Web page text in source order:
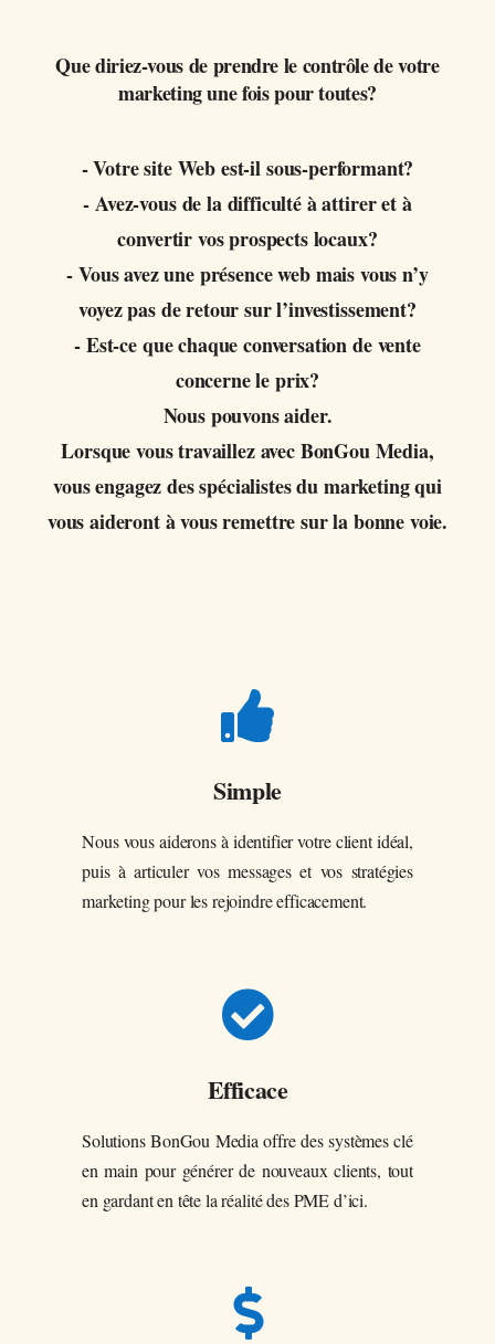
Que diriez-vous de prendre le contrôle de votre
marketing une fois pour toutes?
- Votre site Web est-il sous-performant?
- Avez-vous de la difficulté à attirer et à
convertir vos prospects locaux?
- Vous avez une présence web mais vous n’y
voyez pas de retour sur l’investissement?
- Est-ce que chaque conversation de vente
concerne le prix?
Nous pouvons aider.
Lorsque vous travaillez avec BonGou Media,
vous engagez des spécialistes du marketing qui
vous aideront à vous remettre sur la bonne voie.

Simple
Nous vous aiderons à identifier votre client idéal,
puis à articuler vos messages et vos stratégies
marketing pour les rejoindre efficacement.

Efficace
Solutions BonGou Media offre des systèmes clé
en main pour générer de nouveaux clients, tout
en gardant en tête la réalité des PME d’ici.
